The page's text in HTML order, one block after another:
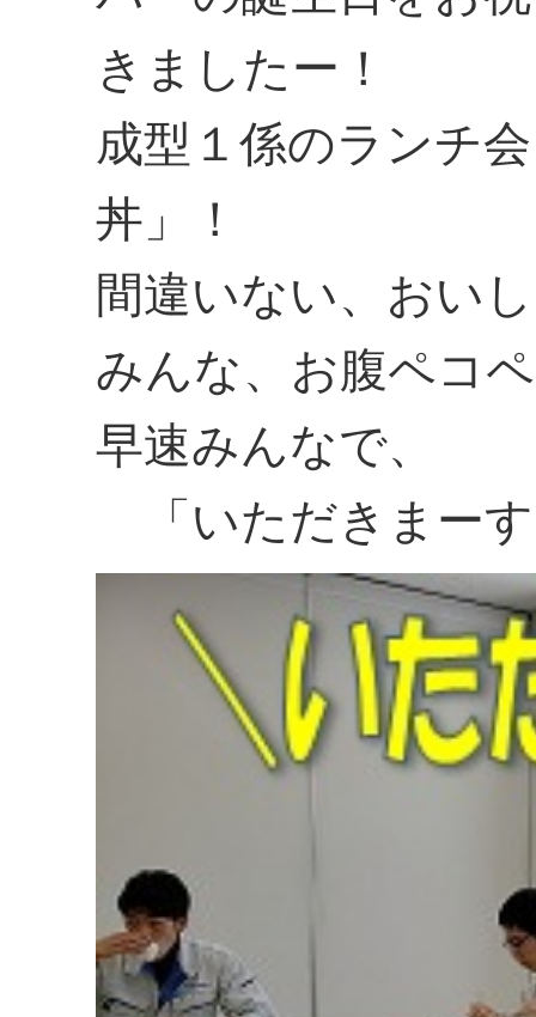
きましたー！
成型１係のランチ
丼」！
間違いない、おい
みんな、お腹ペコ
早速みんなで、
「いただきまー